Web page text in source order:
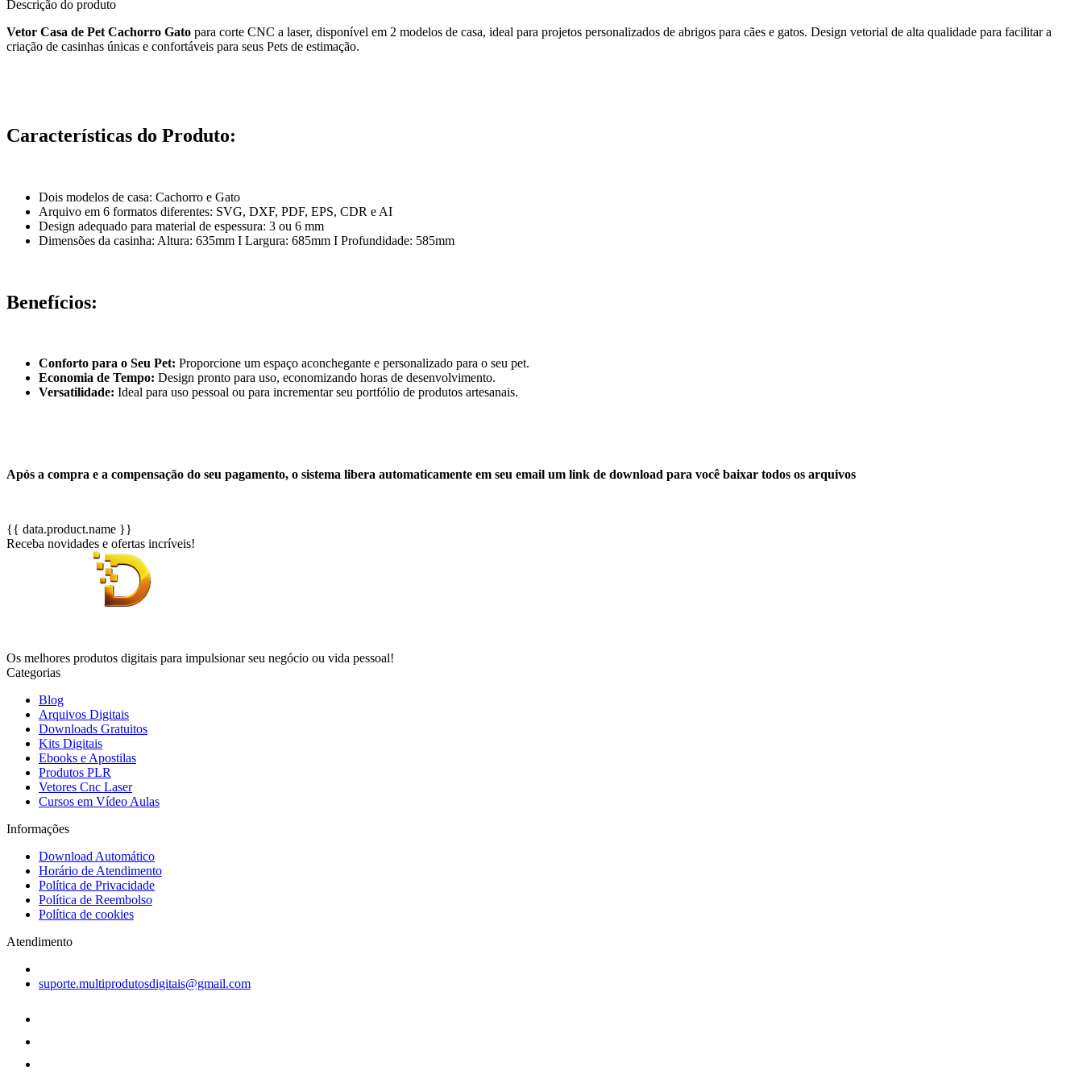
Descrição do produto
Vetor Casa de Pet Cachorro Gato para corte CNC a laser, disponível em 2 modelos de casa, ideal para projetos personalizados de abrigos para cães e gatos. Design vetorial de alta qualidade para facilitar a
criação de casinhas únicas e confortáveis para seus Pets de estimação.
Características do Produto:
Dois modelos de casa: Cachorro e Gato
Arquivo em 6 formatos diferentes: SVG, DXF, PDF, EPS, CDR e AI
Design adequado para material de espessura: 3 ou 6 mm
Dimensões da casinha: Altura: 635mm I Largura: 685mm I Profundidade: 585mm
Benefícios:
Conforto para o Seu Pet: Proporcione um espaço aconchegante e personalizado para o seu pet.
Economia de Tempo: Design pronto para uso, economizando horas de desenvolvimento.
Versatilidade: Ideal para uso pessoal ou para incrementar seu portfólio de produtos artesanais.
Após a compra e a compensação do seu pagamento, o sistema libera automaticamente em seu email um link de download para você baixar todos os arquivos
{{ data.product.name }}
Receba novidades e ofertas incríveis!
Os melhores produtos digitais para impulsionar seu negócio ou vida pessoal!
Categorias
Blog
Arquivos Digitais
Downloads Gratuitos
Kits Digitais
Ebooks e Apostilas
Produtos PLR
Vetores Cnc Laser
Cursos em Vídeo Aulas
Informações
Download Automático
Horário de Atendimento
Política de Privacidade
Política de Reembolso
Política de cookies
Atendimento
suporte.multiprodutosdigitais@gmail.com